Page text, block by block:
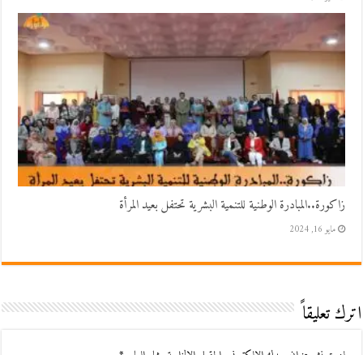
زاكورة..المبادرة الوطنية للتنمية البشرية تحتفل بعيد المرأة
مايو 16, 2024
اترك تعليقاً